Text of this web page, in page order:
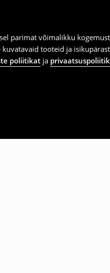
parimat võimalikku
tooteid ja
poliitikat ja